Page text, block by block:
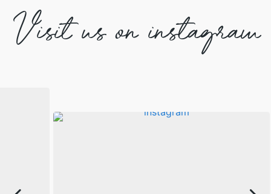
Visit us on instagram